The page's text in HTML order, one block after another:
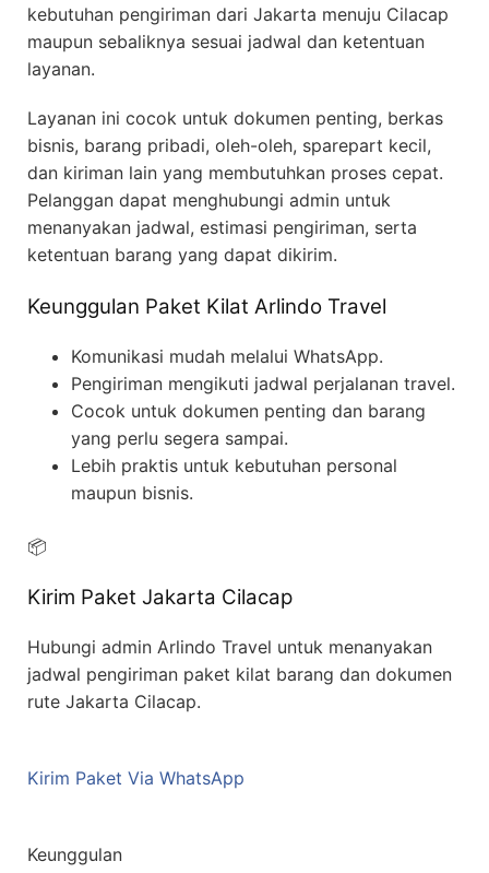
kebutuhan pengiriman dari Jakarta menuju Cilacap
maupun sebaliknya sesuai jadwal dan ketentuan
layanan.
Layanan ini cocok untuk dokumen penting, berkas
bisnis, barang pribadi, oleh-oleh, sparepart kecil,
dan kiriman lain yang membutuhkan proses cepat.
Pelanggan dapat menghubungi admin untuk
menanyakan jadwal, estimasi pengiriman, serta
ketentuan barang yang dapat dikirim.
Keunggulan Paket Kilat Arlindo Travel
Komunikasi mudah melalui WhatsApp.
Pengiriman mengikuti jadwal perjalanan travel.
Cocok untuk dokumen penting dan barang
yang perlu segera sampai.
Lebih praktis untuk kebutuhan personal
maupun bisnis.
📦
Kirim Paket Jakarta Cilacap
Hubungi admin Arlindo Travel untuk menanyakan
jadwal pengiriman paket kilat barang dan dokumen
rute Jakarta Cilacap.
Kirim Paket Via WhatsApp
Keunggulan